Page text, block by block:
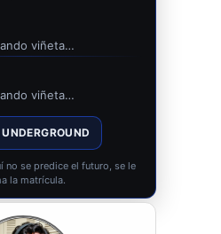
viñeta…
viñeta…
no se predice el futuro, se le
la matrícula.